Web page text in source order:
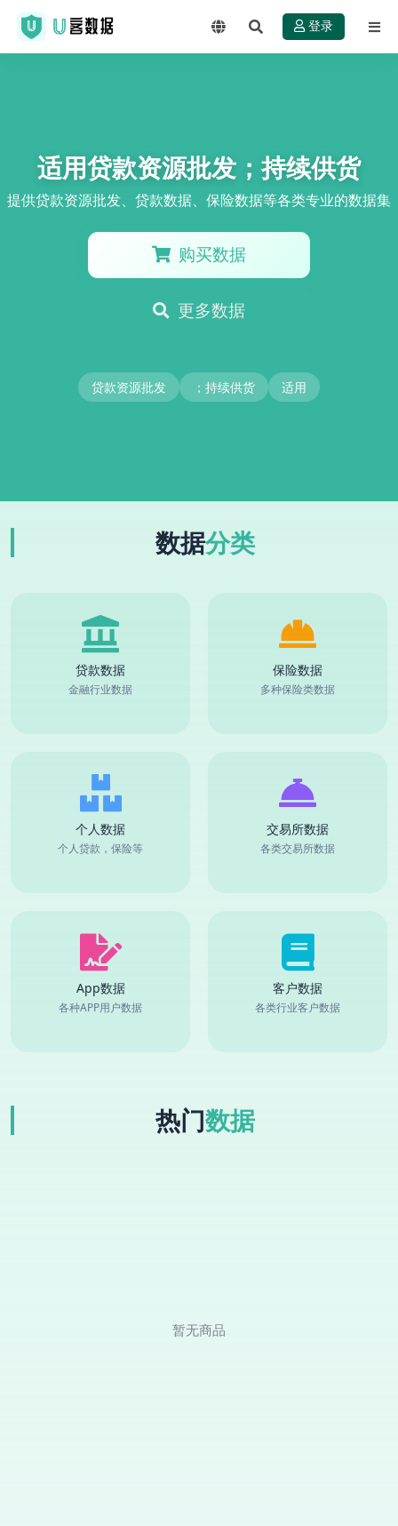
登录
适用贷款资源批发；持续供货
提供贷款资源批发、贷款数据、保险数据等各类专业的数据集
购买数据
更多数据
贷款资源批发 ；持续供货 适用
数据分类
贷款数据
金融行业数据
保险数据
多种保险类数据
个人数据
个人贷款，保险等
交易所数据
各类交易所数据
App数据
各种APP用户数据
客户数据
各类行业客户数据
热门数据
暂无商品